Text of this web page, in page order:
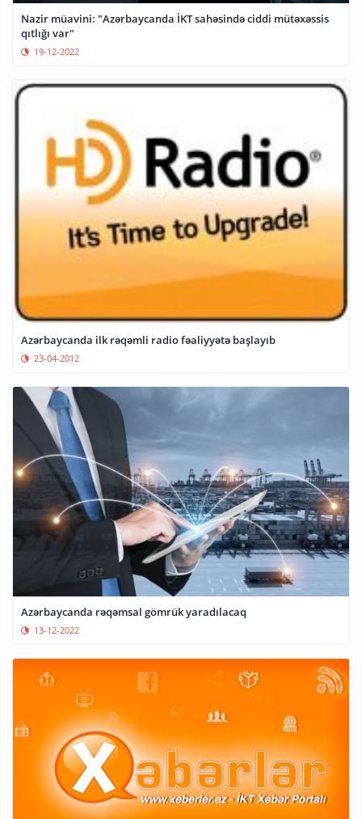
Nazir müavini: "Azərbaycanda İKT sahəsində ciddi mütəxəssis
qıtlığı var"
19-12-2022
Azərbaycanda ilk rəqəmli radio fəaliyyətə başlayıb
23-04-2012
Azərbaycanda rəqəmsal gömrük yaradılacaq
13-12-2022